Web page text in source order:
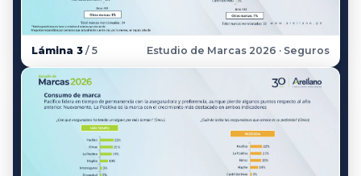
Lámina 3 / 5 Estudio de Marcas 2026 · Seguros